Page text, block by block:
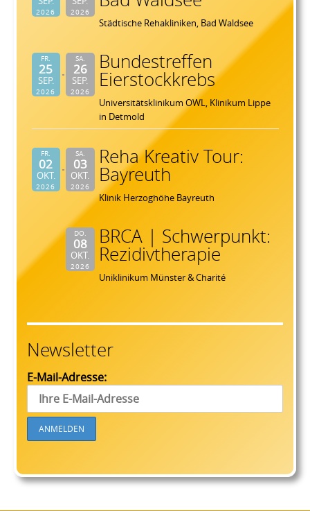
2026 2026
Städtische Rehakliniken, Bad Waldsee
FR.
25
SEP.
2026
SA.
26
SEP.
2026
Bundestreffen
Eierstockkrebs
Universitätsklinikum OWL, Klinikum Lippe
in Detmold
FR.
02
OKT.
2026
SA.
03
OKT.
2026
Reha Kreativ Tour:
Bayreuth
Klinik Herzoghöhe Bayreuth
DO.
08
OKT.
2026
BRCA | Schwerpunkt:
Rezidivtherapie
Uniklinikum Münster & Charité
Newsletter
E-Mail-Adresse: